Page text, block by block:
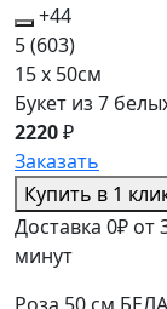
+44
5(603)
15 x 50см
Букет из 7
2220₽
Заказать
Купить в 1
Доставка 0₽ от
минут